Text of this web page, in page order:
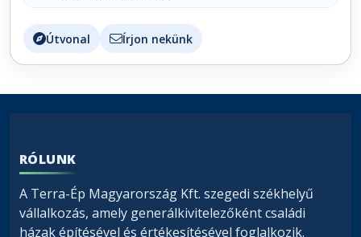
Útvonal Írjon nekünk
RÓLUNK
A Terra-Ép Magyarország Kft. szegedi székhelyű
vállalkozás, amely generálkivitelezőként családi
házak építésével és értékesítésével foglalkozik.